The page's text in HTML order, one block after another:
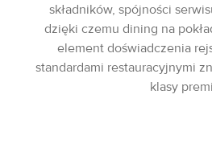
składników, spójności
dzięki czemu dining na
element doświadczenia
standardami restauracyjnymi
klasy